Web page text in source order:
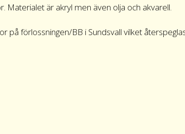
Materialet är akryl men även olja och akvarell.
på förlossningen/BB i Sundsvall vilket